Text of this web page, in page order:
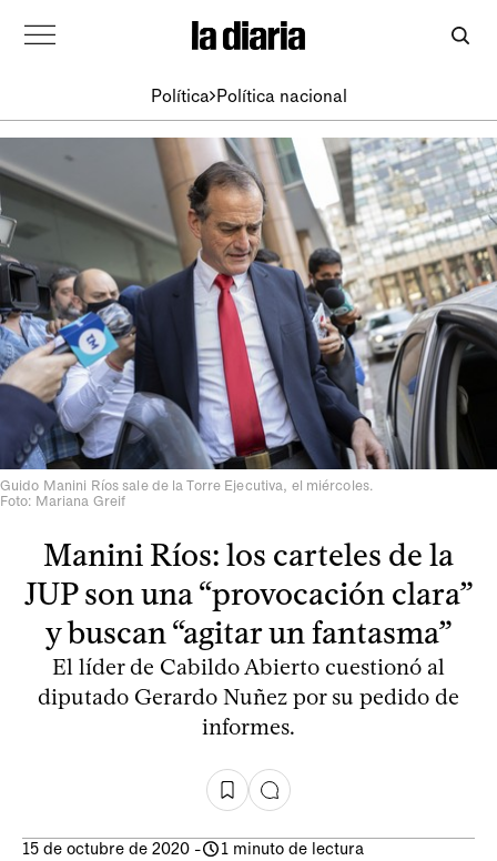
Política Política nacional
Guido Manini Ríos sale de la Torre Ejecutiva, el miércoles.
Foto: Mariana Greif
Manini Ríos: los carteles de la
JUP son una “provocación clara”
y buscan “agitar un fantasma”
El líder de Cabildo Abierto cuestionó al
diputado Gerardo Nuñez por su pedido de
informes.
15 de octubre de 2020 - 1 minuto de lectura